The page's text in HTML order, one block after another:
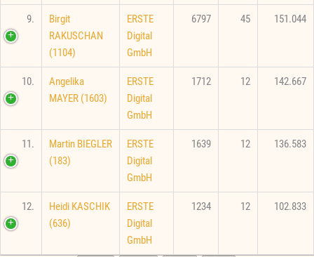
9.
Birgit
RAKUSCHAN
(1104)
ERSTE
Digital
GmbH
6797 45 151.044
10.
Angelika
MAYER (1603)
ERSTE
Digital
GmbH
1712 12 142.667
11.
Martin BIEGLER
(183)
ERSTE
Digital
GmbH
1639 12 136.583
12.
Heidi KASCHIK
(636)
ERSTE
Digital
GmbH
1234 12 102.833